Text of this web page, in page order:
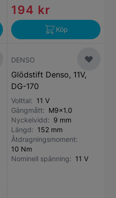
194 kr
Köp
DENSO
Glödstift Denso, 11V,
DG-170
Volttal: 11 V
Gängmått: M9x1.0
Nyckelvidd: 9 mm
Längd: 152 mm
Åtdragningsmoment:
10 Nm
Nominell spänning: 11 V